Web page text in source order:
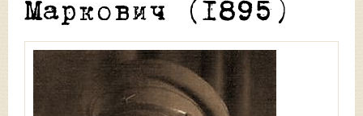
Маркович (1895)